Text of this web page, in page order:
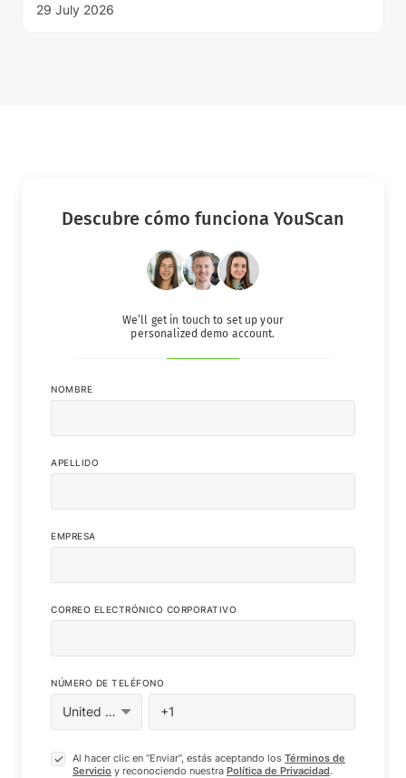
29 July 2026
Descubre cómo funciona YouScan
NOMBRE
APELLIDO
EMPRESA
CORREO ELECTRÓNICO CORPORATIVO
NÚMERO DE TELÉFONO
Al hacer clic en “Enviar”, estás aceptando los Términos de
Servicio y reconociendo nuestra Política de Privacidad.
We’ll get in touch to set up your
personalized demo account.